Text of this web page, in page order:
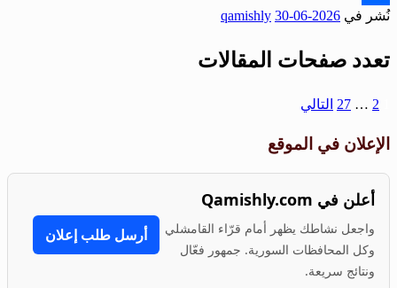
Share
نُشر في 2026-06-30
qamishly
تعدد صفحات المقالات
2
…
27 التالي
الإعلان في الموقع
أعلن في Qamishly.com
واجعل نشاطك يظهر أمام قرّاء القامشلي
وكل المحافظات السورية. جمهور فعّال
ونتائج سريعة.
أرسل طلب إعلان